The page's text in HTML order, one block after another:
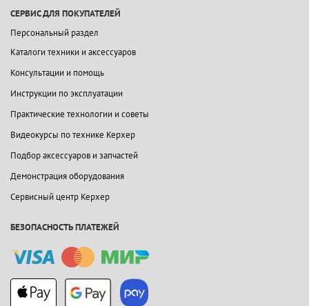
СЕРВИС ДЛЯ ПОКУПАТЕЛЕЙ
Персональный раздел
Каталоги техники и аксессуаров
Консультации и помощь
Инструкции по эксплуатации
Практические технологии и советы
Видеокурсы по технике Керхер
Подбор аксессуаров и запчастей
Демонстрация оборудования
Сервисный центр Керхер
БЕЗОПАСНОСТЬ ПЛАТЕЖЕЙ